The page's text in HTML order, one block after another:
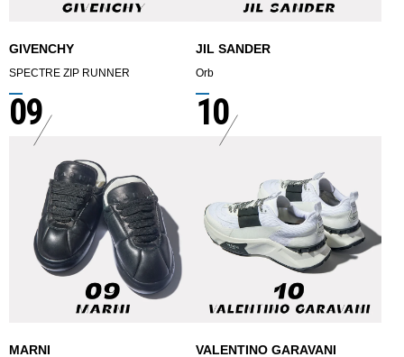
GIVENCHY
SPECTRE ZIP RUNNER
JIL SANDER
Orb
09
MARNI
10
VALENTINO GARAVANI